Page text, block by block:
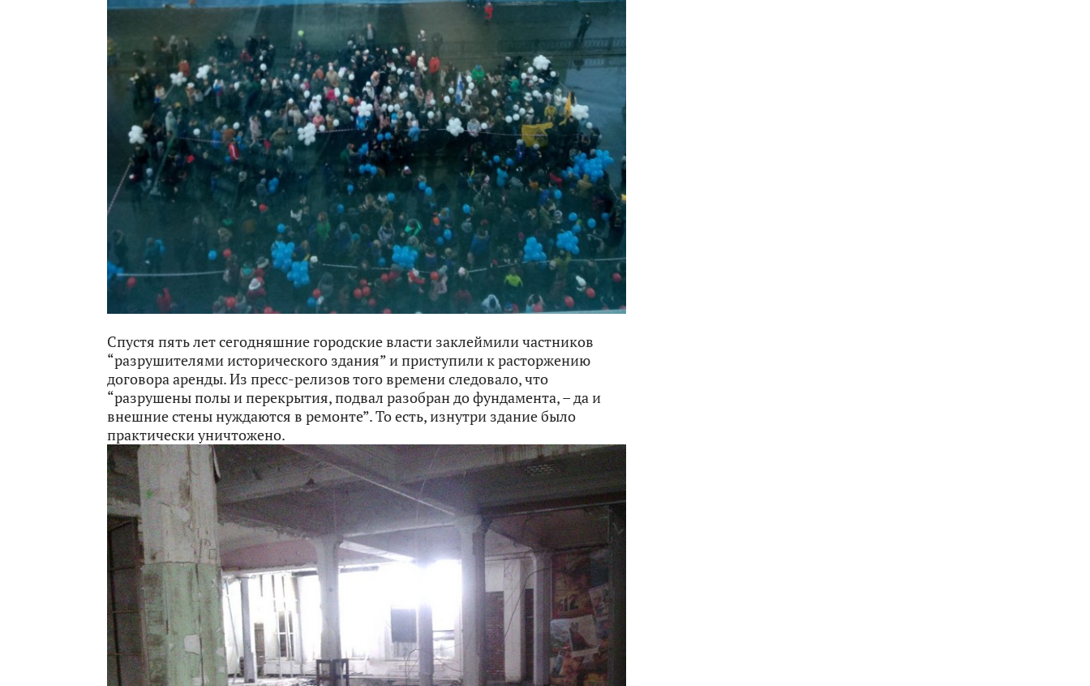
Спустя пять лет сегодняшние городские власти заклеймили частников
“разрушителями исторического здания” и приступили к расторжению
договора аренды. Из пресс-релизов того времени следовало, что
“разрушены полы и перекрытия, подвал разобран до фундамента, – да и
внешние стены нуждаются в ремонте”. То есть, изнутри здание было
практически уничтожено.